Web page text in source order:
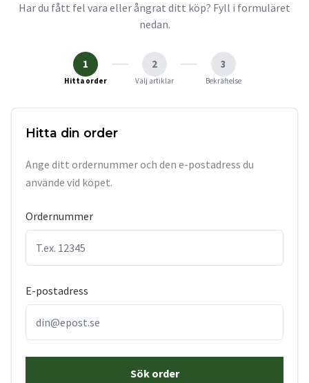
Har du fått fel vara eller ångrat ditt köp? Fyll i formuläret
nedan.
1
Hitta order
2
Välj artiklar
3
Bekräftelse
Hitta din order
Ange ditt ordernummer och den e-postadress du
använde vid köpet.
Ordernummer
E-postadress
Sök order